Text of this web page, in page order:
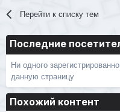
Перейти к списку тем
Последние
Ни одного
данную страницу
Похожий контент